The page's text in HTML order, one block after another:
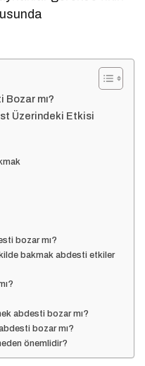
Bozar mı?
Üzerindeki Etkisi
bozar mı?
bakmak abdesti etkiler
abdesti bozar mı?
bozar mı?
önemlidir?